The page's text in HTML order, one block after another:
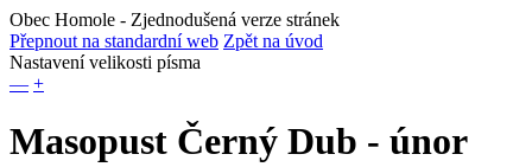
Obec Homole - Zjednodušená verze stránek
Přepnout na standardní web Zpět na úvod
Nastavení velikosti písma
— +
Masopust Černý Dub - únor